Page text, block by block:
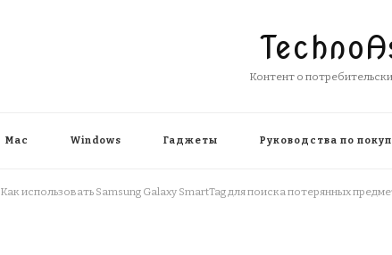
Контент о
Mac Windows Гаджеты Руководства по
Как использовать Samsung Galaxy SmartTag для поиска потерянных